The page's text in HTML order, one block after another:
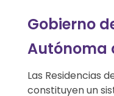
o
n
c
Gobierno
Autónoma
Las Residencias
constituyen un